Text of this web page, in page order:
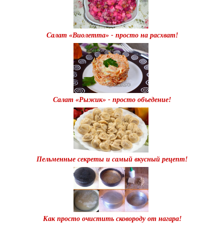
Салат «Виолетта» - просто на расхват!
Салат «Рыжик» - просто объедение!
Пельменные секреты и самый вкусный рецепт!
Как просто очистить сковороду от нагара!